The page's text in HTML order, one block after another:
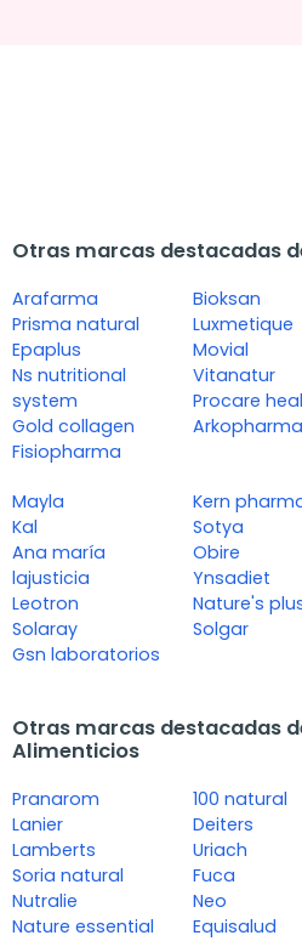
Otras marcas destacadas
Arafarma
Prisma natural
Epaplus
Ns nutritional
system
Gold collagen
Fisiopharma
Bioksan
Luxmetique
Movial
Vitanatur
Procare
Arkopharma
Mayla
Kal
Ana maría
lajusticia
Leotron
Solaray
Gsn laboratorios
Kern
Sotya
Obire
Ynsadiet
Nature's
Solgar
Otras marcas destacadas
Alimenticios
Pranarom
Lanier
Lamberts
Soria natural
Nutralie
Nature essential
100 natural
Deiters
Uriach
Fuca
Neo
Equisalud